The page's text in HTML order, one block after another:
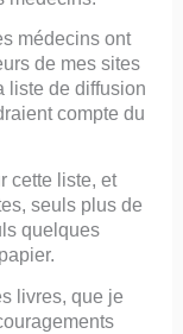
médecins ont
de mes sites
liste de diffusion
compte du
cette liste, et
seuls plus de
quelques
livres, que je